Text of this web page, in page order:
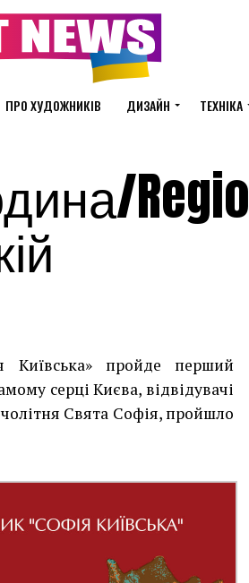
ПРО ХУДОЖНИКІВ ДИЗАЙН ТЕХНІКА
Regio
Київська» пройде перший
серці Києва, відвідувачі
Свята Софія, пройшло